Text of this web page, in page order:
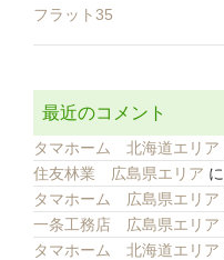
フラット35
最近のコメント
タマホーム 北海道エリア
住友林業 広島県エリア に
タマホーム 広島県エリア
一条工務店 広島県エリア
タマホーム 北海道エリア